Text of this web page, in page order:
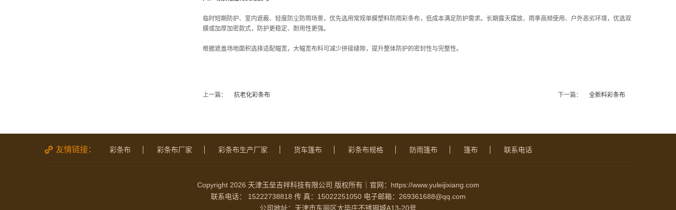
临时短期防护、室内遮蔽、轻度防尘防雨场景，优先选用常规单膜塑料防雨彩条布，低成本满足防护需求。长期露天摆放、雨季高频使用、户外恶劣环境，优选双
膜或加厚加密款式，防护更稳定、耐用性更强。
根据遮盖场地面积选择适配幅宽，大幅宽布料可减少拼接缝隙，提升整体防护的密封性与完整性。
上一篇： 抗老化彩条布 下一篇： 全新料彩条布
友情链接： 彩条布 彩条布厂家 彩条布生产厂家 货车篷布 彩条布规格 防雨篷布 篷布 联系电话
Copyright 2026 天津玉垒吉祥科技有限公司 版权所有｜官网：https://www.yuleijixiang.com
联系电话： 15222738818 传 真：15022251050 电子邮箱：269361688@qq.com
公司地址：天津市东丽区大毕庄不锈钢城A13-20号